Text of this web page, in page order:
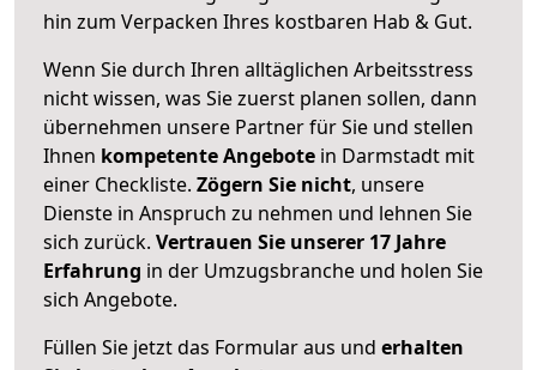
hin zum Verpacken Ihres kostbaren Hab & Gut.
Wenn Sie durch Ihren alltäglichen Arbeitsstress
nicht wissen, was Sie zuerst planen sollen, dann
übernehmen unsere Partner für Sie und stellen
Ihnen kompetente Angebote in Darmstadt mit
einer Checkliste. Zögern Sie nicht, unsere
Dienste in Anspruch zu nehmen und lehnen Sie
sich zurück. Vertrauen Sie unserer 17 Jahre
Erfahrung in der Umzugsbranche und holen Sie
sich Angebote.
Füllen Sie jetzt das Formular aus und erhalten